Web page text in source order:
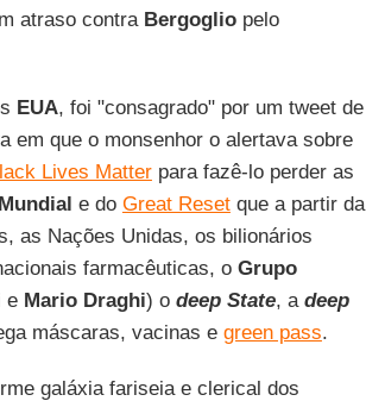
atraso contra Bergogliopelo
EUA, foi "consagrado" por um tweet de
em que o monsenhor o alertava sobre
Lives Matterpara fazê-lo perder as
e do Great Resetque a partir da
as Nações Unidas, os bilionários
farmacêuticas, o Grupo
e Mario Draghi) o deep State, a deep
máscaras, vacinas e green pass.
galáxia fariseia e clerical dos